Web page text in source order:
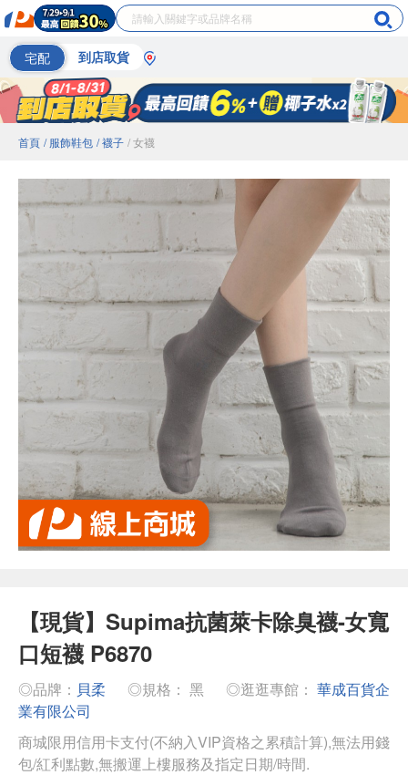
宅配 到店取貨
首頁 / 服飾鞋包 / 襪子 / 女襪
【現貨】Supima抗菌萊卡除臭襪-女寬
口短襪 P6870
◎品牌： 貝柔 ◎規格： 黑 ◎逛逛專館： 華成百貨企
業有限公司
商城限用信用卡支付(不納入VIP資格之累積計算),無法用錢
包/紅利點數,無搬運上樓服務及指定日期/時間.